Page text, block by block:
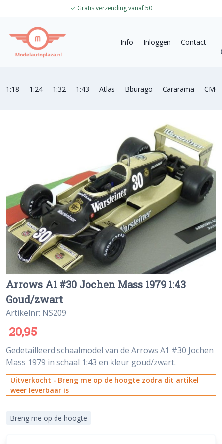
✓ Gratis verzending vanaf 50
Info Inloggen
Contact
1:18 1:24 1:32 1:43 Atlas Bburago Cararama CMC
Arrows A1 #30 Jochen Mass 1979 1:43
Goud/zwart
Artikelnr: NS209
20,95
Gedetailleerd schaalmodel van de Arrows A1 #30 Jochen
Mass 1979 in schaal 1:43 en kleur goud/zwart.
Uitverkocht - Breng me op de hoogte zodra dit artikel
weer leverbaar is
Breng me op de hoogte